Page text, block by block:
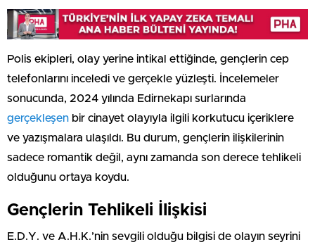
Polis ekipleri, olay yerine intikal ettiğinde, gençlerin cep
telefonlarını inceledi ve gerçekle yüzleşti. İncelemeler
sonucunda, 2024 yılında Edirnekapı surlarında
gerçekleşen bir cinayet olayıyla ilgili korkutucu içeriklere
ve yazışmalara ulaşıldı. Bu durum, gençlerin ilişkilerinin
sadece romantik değil, aynı zamanda son derece tehlikeli
olduğunu ortaya koydu.
Gençlerin Tehlikeli İlişkisi
E.D.Y. ve A.H.K.’nin sevgili olduğu bilgisi de olayın seyrini